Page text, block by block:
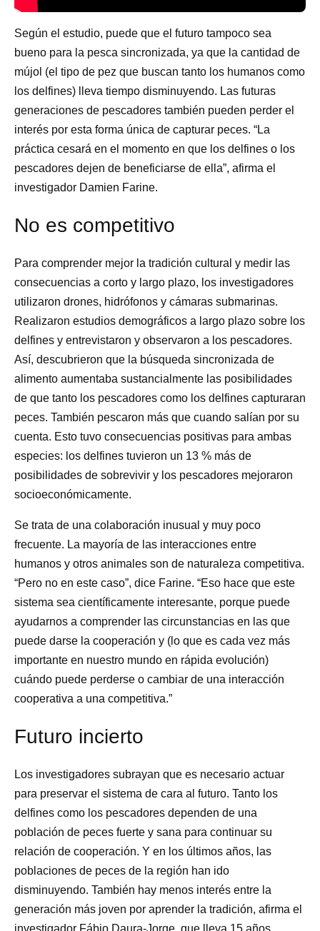
Según el estudio, puede que el futuro tampoco sea
bueno para la pesca sincronizada, ya que la cantidad de
mújol (el tipo de pez que buscan tanto los humanos como
los delfines) lleva tiempo disminuyendo. Las futuras
generaciones de pescadores también pueden perder el
interés por esta forma única de capturar peces. “La
práctica cesará en el momento en que los delfines o los
pescadores dejen de beneficiarse de ella”, afirma el
investigador Damien Farine.
No es competitivo
Para comprender mejor la tradición cultural y medir las
consecuencias a corto y largo plazo, los investigadores
utilizaron drones, hidrófonos y cámaras submarinas.
Realizaron estudios demográficos a largo plazo sobre los
delfines y entrevistaron y observaron a los pescadores.
Así, descubrieron que la búsqueda sincronizada de
alimento aumentaba sustancialmente las posibilidades
de que tanto los pescadores como los delfines capturaran
peces. También pescaron más que cuando salían por su
cuenta. Esto tuvo consecuencias positivas para ambas
especies: los delfines tuvieron un 13 % más de
posibilidades de sobrevivir y los pescadores mejoraron
socioeconómicamente.
Se trata de una colaboración inusual y muy poco
frecuente. La mayoría de las interacciones entre
humanos y otros animales son de naturaleza competitiva.
“Pero no en este caso”, dice Farine. “Eso hace que este
sistema sea científicamente interesante, porque puede
ayudarnos a comprender las circunstancias en las que
puede darse la cooperación y (lo que es cada vez más
importante en nuestro mundo en rápida evolución)
cuándo puede perderse o cambiar de una interacción
cooperativa a una competitiva.”
Futuro incierto
Los investigadores subrayan que es necesario actuar
para preservar el sistema de cara al futuro. Tanto los
delfines como los pescadores dependen de una
población de peces fuerte y sana para continuar su
relación de cooperación. Y en los últimos años, las
poblaciones de peces de la región han ido
disminuyendo. También hay menos interés entre la
generación más joven por aprender la tradición, afirma el
investigador Fábio Daura-Jorge, que lleva 15 años